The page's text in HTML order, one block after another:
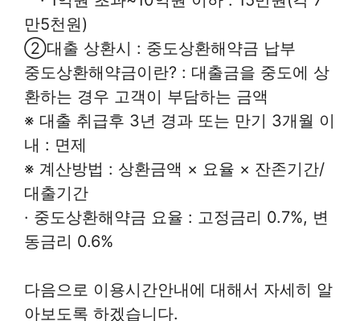
만5천원)
②대출 상환시 : 중도상환해약금 납부
중도상환해약금이란? : 대출금을 중도에 상
환하는 경우 고객이 부담하는 금액
※ 대출 취급후 3년 경과 또는 만기 3개월 이
내 : 면제
※ 계산방법 : 상환금액 × 요율 × 잔존기간/
대출기간
· 중도상환해약금 요율 : 고정금리 0.7%, 변
동금리 0.6%
다음으로 이용시간안내에 대해서 자세히 알
아보도록 하겠습니다.